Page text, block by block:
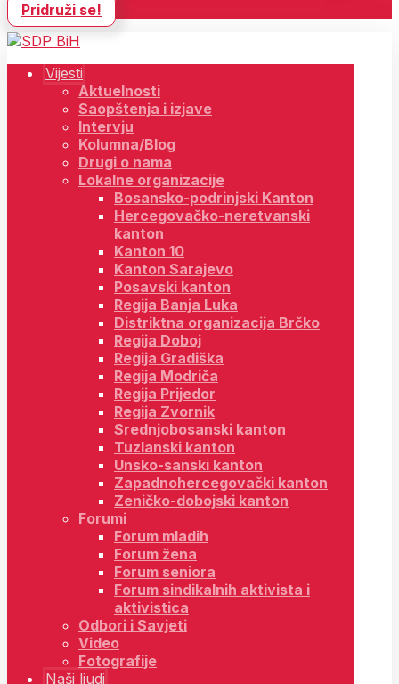
Pridruži se!
Vijesti
Aktuelnosti
Saopštenja i izjave
Intervju
Kolumna/Blog
Drugi o nama
Lokalne organizacije
Bosansko-podrinjski Kanton
Hercegovačko-neretvanski
kanton
Kanton 10
Kanton Sarajevo
Posavski kanton
Regija Banja Luka
Distriktna organizacija Brčko
Regija Doboj
Regija Gradiška
Regija Modriča
Regija Prijedor
Regija Zvornik
Srednjobosanski kanton
Tuzlanski kanton
Unsko-sanski kanton
Zapadnohercegovački kanton
Zeničko-dobojski kanton
Forumi
Forum mladih
Forum žena
Forum seniora
Forum sindikalnih aktivista i
aktivistica
Odbori i Savjeti
Video
Fotografije
Naši ljudi